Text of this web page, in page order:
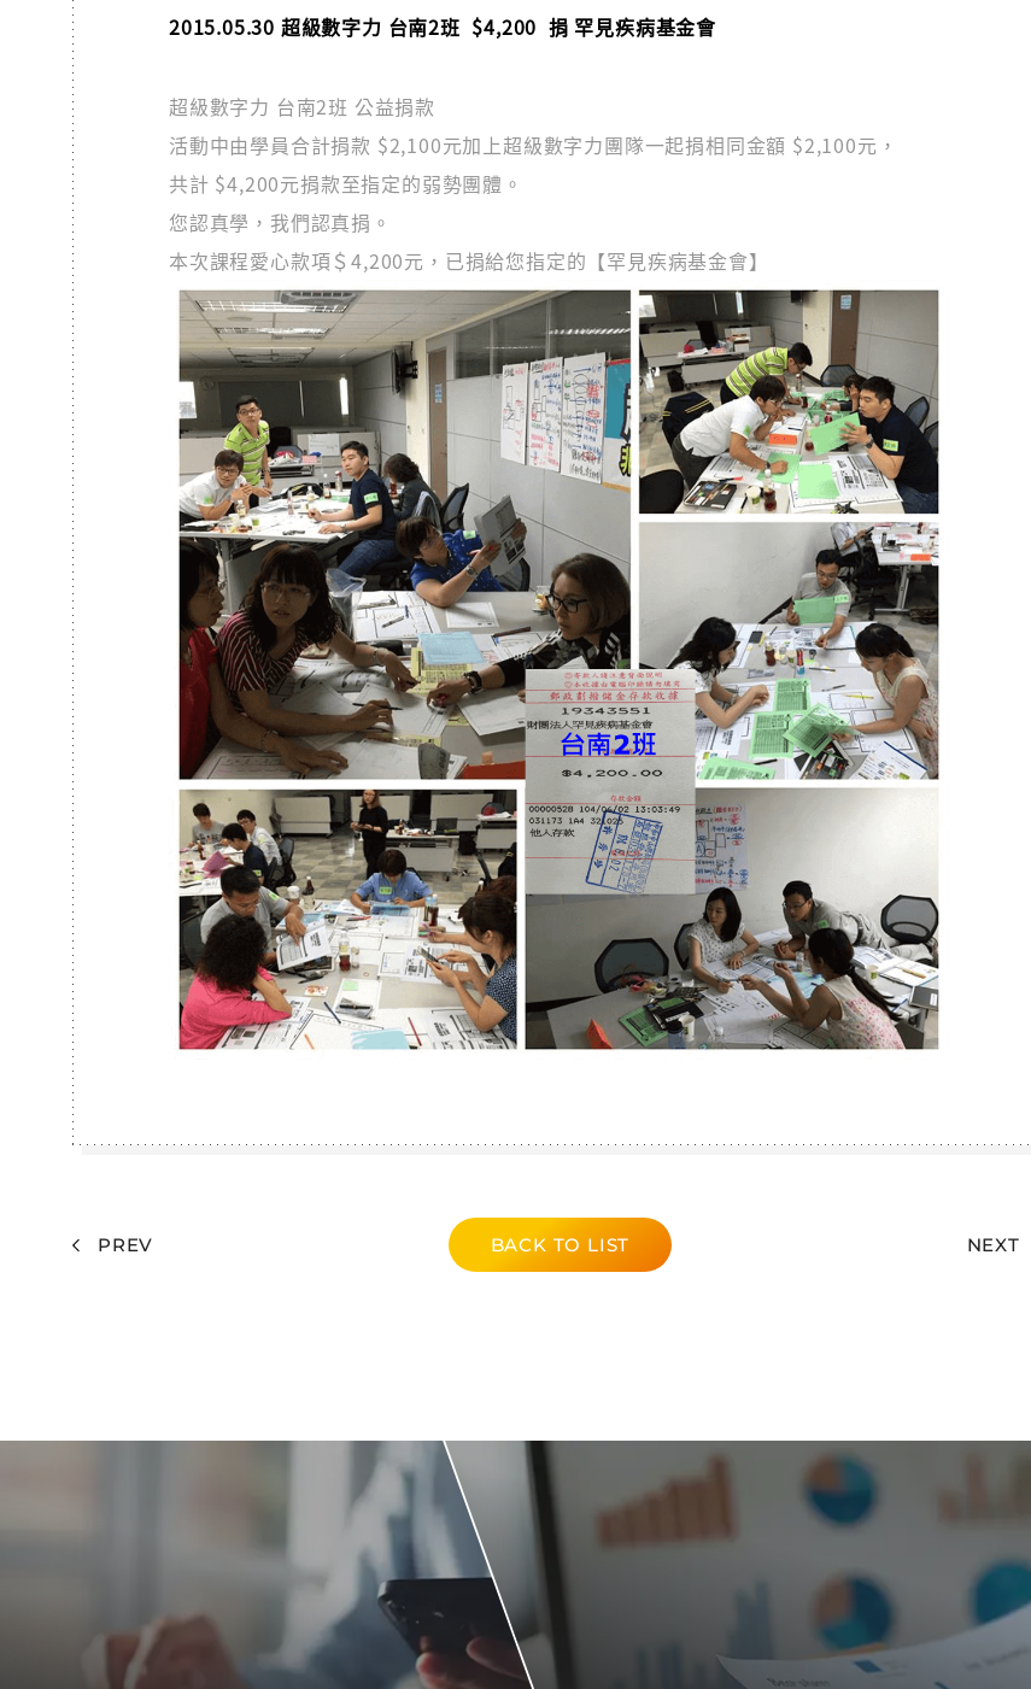
2015.05.30 超級數字力 台南2班 $4,200 捐 罕見疾病基金會
超級數字力 台南2班 公益捐款
活動中由學員合計捐款 $2,100元加上超級數字力團隊一起捐相同金額 $2,100元，
共計 $4,200元捐款至指定的弱勢團體。
您認真學，我們認真捐。
本次課程愛心款項＄4,200元，已捐給您指定的【罕見疾病基金會】
PREV BACK TO LIST NEXT